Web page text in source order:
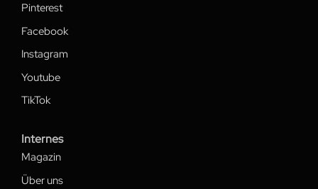
Pinterest
Facebook
Instagram
Youtube
TikTok
Internes
Magazin
Über uns